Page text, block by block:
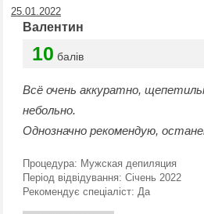
25.01.2022
Валентин
10 балів
Всё очень аккуратно,
небольно.
Однозначно рекомендую,
Процедура: Мужская депиляция
Період відвідування: Січень 2022
Рекомендує спеціаліст: Да